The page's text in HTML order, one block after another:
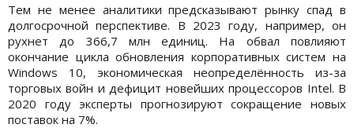
Тем не менее аналитики предсказывают рынку спад в
долгосрочной перспективе. В 2023 году, например, он
рухнет до 366,7 млн единиц. На обвал повлияют
окончание цикла обновления корпоративных систем на
Windows 10, экономическая неопределённость из-за
торговых войн и дефицит новейших процессоров Intel. В
2020 году эксперты прогнозируют сокращение новых
поставок на 7%.